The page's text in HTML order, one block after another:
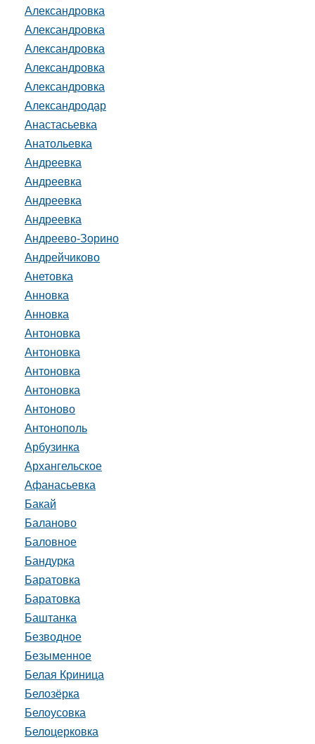
Александровка
Александровка
Александровка
Александровка
Александровка
Александродар
Анастасьевка
Анатольевка
Андреевка
Андреевка
Андреевка
Андреевка
Андреево-Зорино
Андрейчиково
Анетовка
Анновка
Анновка
Антоновка
Антоновка
Антоновка
Антоновка
Антоново
Антонополь
Арбузинка
Архангельское
Афанасьевка
Бакай
Баланово
Баловное
Бандурка
Баратовка
Баратовка
Баштанка
Безводное
Безыменное
Белая Криница
Белозёрка
Белоусовка
Белоцерковка